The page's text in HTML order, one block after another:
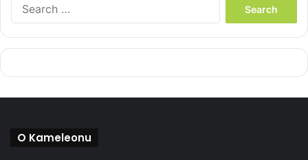
h
O Kameleonu